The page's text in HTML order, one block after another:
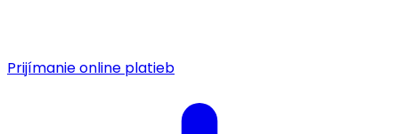
Prijímanie online platieb